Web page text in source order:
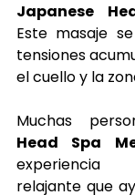
Japanese
Este masaje
tensiones
el cuello y la
Head Spa
experiencia
relajante que